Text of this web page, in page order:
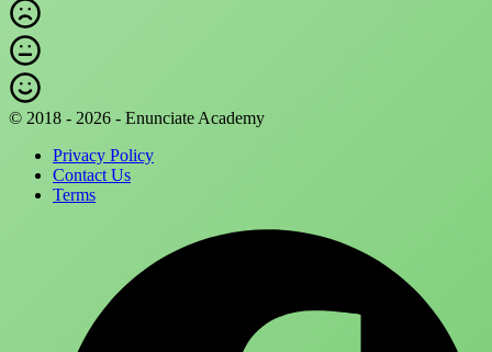
© 2018 - 2026 - Enunciate Academy
Privacy Policy
Contact Us
Terms